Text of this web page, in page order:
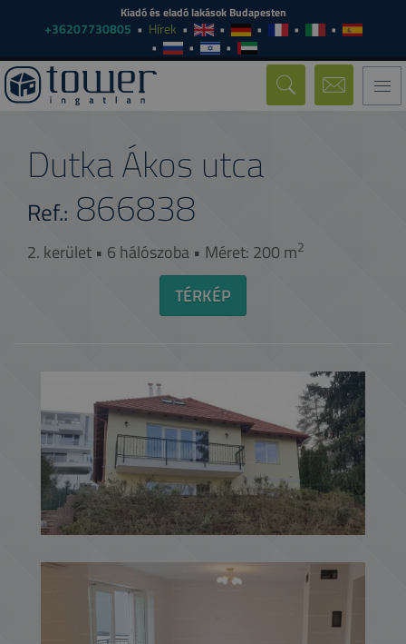
Kiadó és eladó lakások Budapesten
+36207730805 Hírek
Dutka Ákos utca
Ref.: 866838
2. kerület • 6 hálószoba • Méret: 200 m2
TÉRKÉP